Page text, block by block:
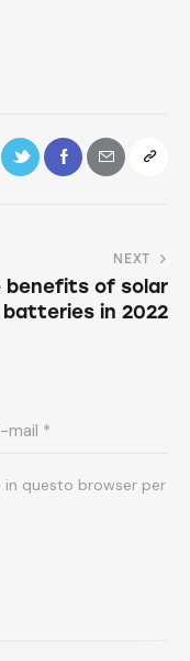
NEXT
benefits of solar
batteries in 2022
in questo browser per